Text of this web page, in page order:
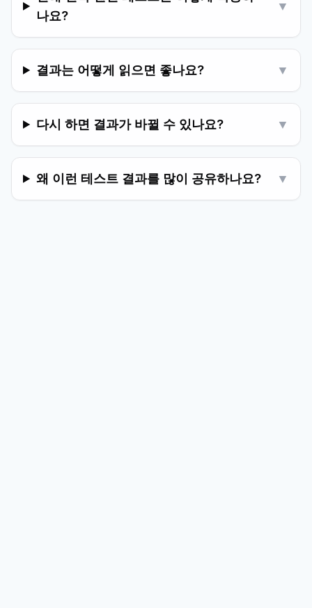
나요?
▼
결과는 어떻게 읽으면 좋나요? ▼
다시 하면 결과가 바뀔 수 있나요? ▼
왜 이런 테스트 결과를 많이 공유하나요? ▼